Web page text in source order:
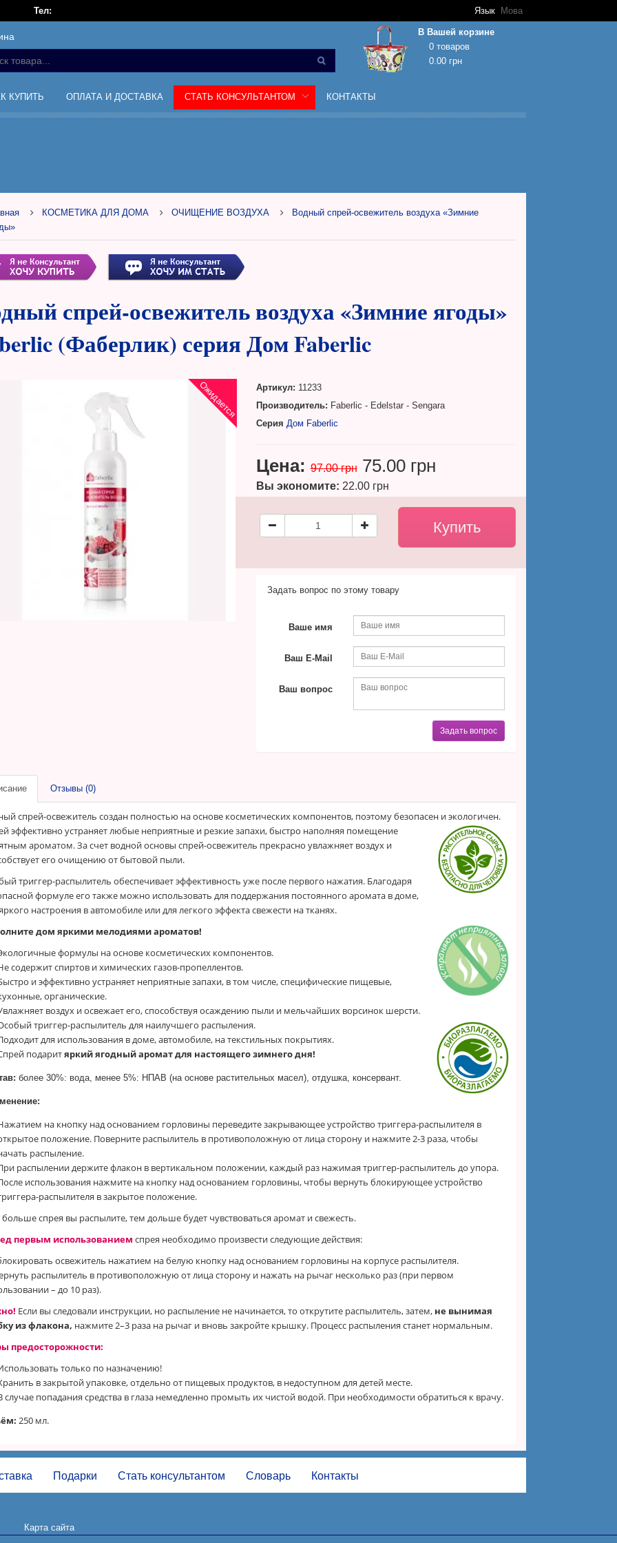
Язык Мова
Тел:
В Вашей корзине
0 товаров
0.00 грн
Корзина покупок пуста!
КУПИТЬ ОПЛАТА И ДОСТАВКА СТАТЬ КОНСУЛЬТАНТОМ КОНТАКТЫ
КОСМЕТИКА ДЛЯ ДОМА ОЧИЩЕНИЕ ВОЗДУХА
Водный спрей-освежитель воздуха «Зимние
спрей-освежитель воздуха «Зимние ягоды»
(Фаберлик) серия Дом Faberlic
Ожидается Артикул: 11233
Производитель: Faberlic - Edelstar - Sengara
Серия Дом Faberlic
Цена: 97.00 грн 75.00 грн
Вы экономите: 22.00 грн
Задать вопрос по этому товару
Ваше имя
Ваш E-Mail
Ваш вопрос
Задать вопрос
Отзывы (0)
спрей-освежитель создан полностью на основе косметических компонентов, поэтому безопасен и экологичен.
эффективно устраняет любые неприятные и резкие запахи, быстро наполняя помещение
ароматом. За счет водной основы спрей-освежитель прекрасно увлажняет воздух и
его очищению от бытовой пыли.
триггер-распылитель обеспечивает эффективность уже после первого нажатия. Благодаря
формуле его также можно использовать для поддержания постоянного аромата в доме,
настроения в автомобиле или для легкого эффекта свежести на тканях.
дом яркими мелодиями ароматов!
формулы на основе косметических компонентов.
содержит спиртов и химических газов-пропеллентов.
и эффективно устраняет неприятные запахи, в том числе, специфические пищевые,
органические.
воздух и освежает его, способствуя осаждению пыли и мельчайших ворсинок шерсти.
триггер-распылитель для наилучшего распыления.
для использования в доме, автомобиле, на текстильных покрытиях.
подаритяркий ягодный аромат для настоящего зимнего дня!
более 30%: вода, менее 5%: НПАВ (на основе растительных масел), отдушка, консервант.
на кнопку над основанием горловины переведите закрывающее устройство триггера-распылителя в
положение. Поверните распылитель в противоположную от лица сторону и нажмите 2-3 раза, чтобы
распыление.
распылении держите флакон в вертикальном положении, каждый раз нажимая триггер-распылитель до упора.
использования нажмите на кнопку над основанием горловины, чтобы вернуть блокирующее устройство
распылителя в закрытое положение.
спрея вы распылите, тем дольше будет чувствоваться аромат и свежесть.
первым использованием спрея необходимо произвести следующие действия:
освежитель нажатием на белую кнопку над основанием горловины на корпусе распылителя.
распылитель в противоположную от лица сторону и нажать на рычаг несколько раз (при первом
– до 10 раз).
Если вы следовали инструкции, но распыление не начинается, то открутите распылитель, затем, не вынимая
из флакона, нажмите 2–3 раза на рычаг и вновь закройте крышку. Процесс распыления станет нормальным.
предосторожности:
только по назначению!
в закрытой упаковке, отдельно от пищевых продуктов, в недоступном для детей месте.
случае попадания средства в глаза немедленно промыть их чистой водой. При необходимости обратиться к врачу.
250 мл.
Подарки Стать консультантом Словарь Контакты
Карта сайта